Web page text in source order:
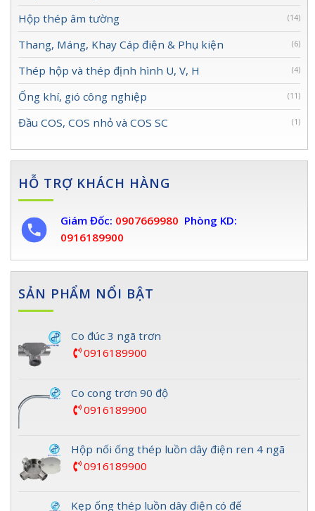
Hộp thép âm tường (14)
Thang, Máng, Khay Cáp điện & Phụ kiện (6)
Thép hộp và thép định hình U, V, H (4)
Ống khí, gió công nghiệp (11)
Đầu COS, COS nhỏ và COS SC (1)
HỖ TRỢ KHÁCH HÀNG
Giám Đốc: 0907669980 Phòng KD:
0916189900
SẢN PHẨM NỔI BẬT
Co đúc 3 ngã trơn
0916189900
Co cong trơn 90 độ
0916189900
Hộp nối ống thép luồn dây điện ren 4 ngã
0916189900
Kẹp ống thép luồn dây điện có đế